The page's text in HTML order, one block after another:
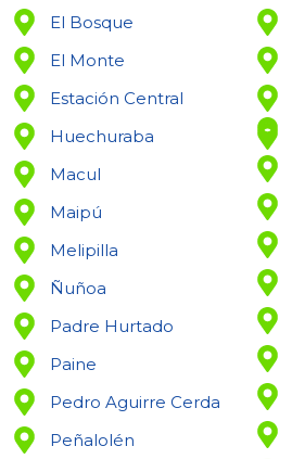
El Bosque
El Monte
Estación Central
Huechuraba
Macul
Maipú
Melipilla
Ñuñoa
Padre Hurtado
Paine
Pedro Aguirre Cerda
Peñalolén